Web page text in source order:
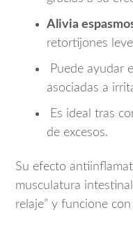
Alivia
retortijones
Puede ayudar
asociadas a
Es ideal tras
de excesos.
Su efecto
musculatura
relaje” y funcione